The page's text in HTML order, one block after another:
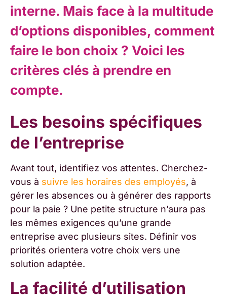
interne. Mais face à la multitude
d’options disponibles, comment
faire le bon choix ? Voici les
critères clés à prendre en
compte.
Les besoins spécifiques
de l’entreprise
Avant tout, identifiez vos attentes. Cherchez-
vous à suivre les horaires des employés, à
gérer les absences ou à générer des rapports
pour la paie ? Une petite structure n’aura pas
les mêmes exigences qu’une grande
entreprise avec plusieurs sites. Définir vos
priorités orientera votre choix vers une
solution adaptée.
La facilité d’utilisation